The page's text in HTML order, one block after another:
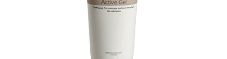
1
in